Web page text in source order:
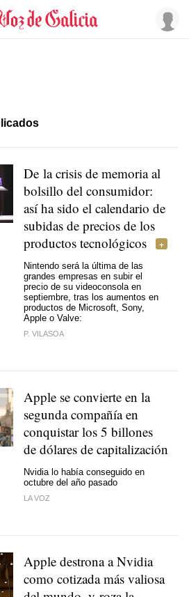
De la crisis de memoria al
bolsillo del consumidor:
así ha sido el calendario de
subidas de precios de los
productos tecnológicos
Nintendo será la última de las
grandes empresas en subir el
precio de su videoconsola en
septiembre, tras los aumentos en
productos de Microsoft, Sony,
Apple o Valve:
P. VILASOA
Apple se convierte en la
segunda compañía en
conquistar los 5 billones
de dólares de capitalización
Nvidia lo había conseguido en
octubre del año pasado
LA VOZ
Apple destrona a Nvidia
como cotizada más valiosa